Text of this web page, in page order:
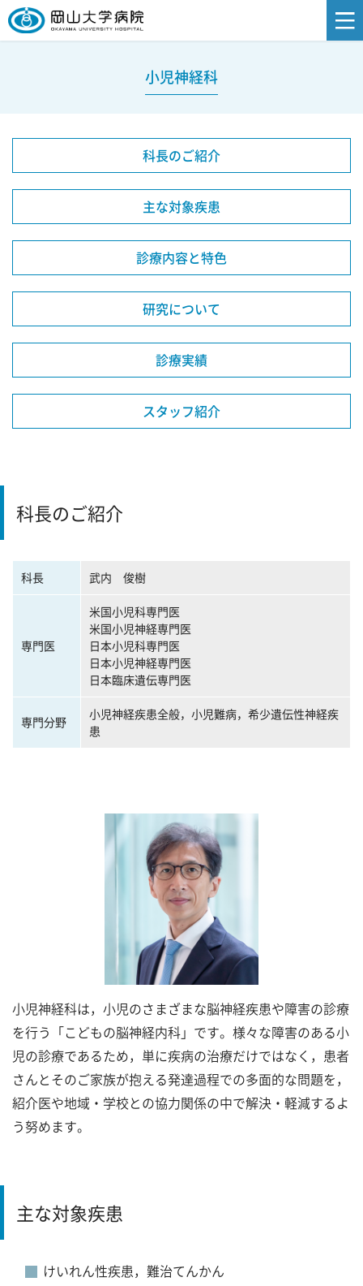
小児神経科
科長のご紹介
主な対象疾患
診療内容と特色
研究について
診療実績
スタッフ紹介
科長のご紹介
科長 武内 俊樹
専門医
米国小児科専門医
米国小児神経専門医
日本小児科専門医
日本小児神経専門医
日本臨床遺伝専門医
専門分野
小児神経疾患全般，小児難病，希少遺伝性神経疾
患
小児神経科は，小児のさまざまな脳神経疾患や障害の診療
を行う「こどもの脳神経内科」です。様々な障害のある小
児の診療であるため，単に疾病の治療だけではなく，患者
さんとそのご家族が抱える発達過程での多面的な問題を，
紹介医や地域・学校との協力関係の中で解決・軽減するよ
う努めます。
主な対象疾患
けいれん性疾患，難治てんかん